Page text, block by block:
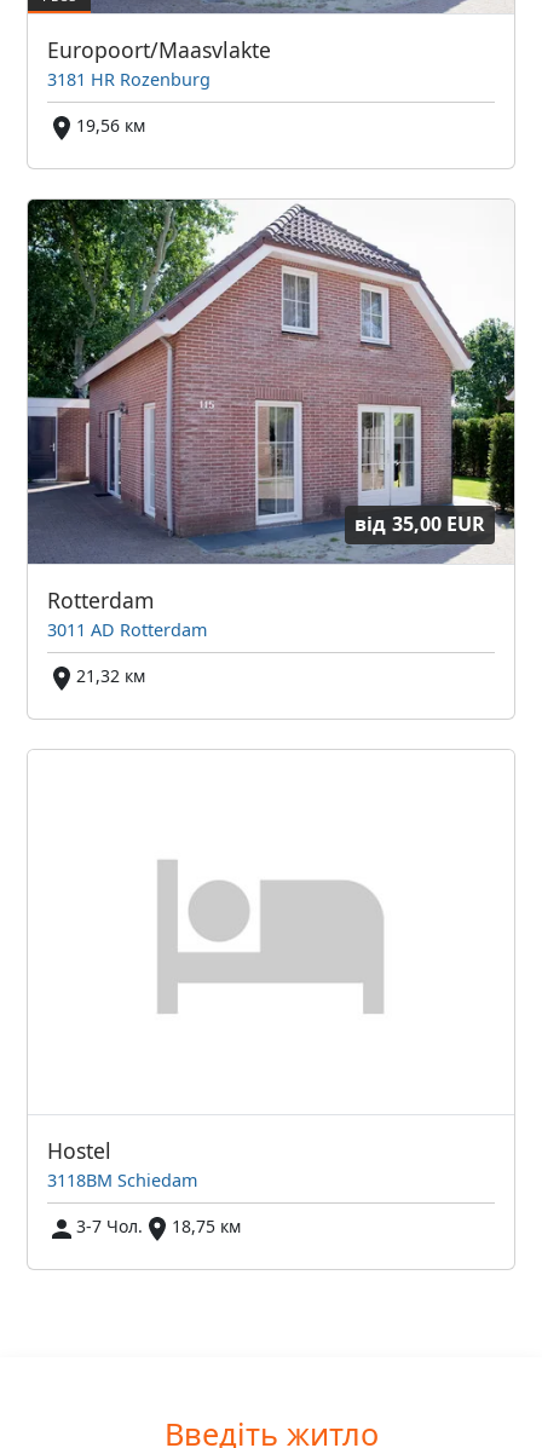
Europoort/Maasvlakte
3181 HR Rozenburg
19,56 км
від 35,00 EUR
Rotterdam
3011 AD Rotterdam
21,32 км
Hostel
3118BM Schiedam
3-7 Чол.
18,75 км
Введіть житло